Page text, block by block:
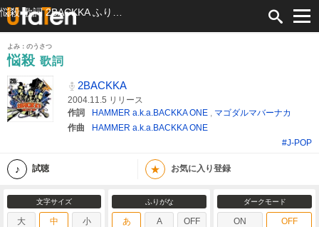
よみ：のうさつ
悩殺 歌詞
2BACKKA
2004.11.5 リリース
作詞
HAMMER a.k.a.BACKKA ONE , マゴダルマバーナカ
作曲
HAMMER a.k.a.BACKKA ONE
#J-POP
試聴 ★ お気に入り登録
文字サイズ
大 中 小
ふりがな
あ A OFF
ダークモード
ON OFF